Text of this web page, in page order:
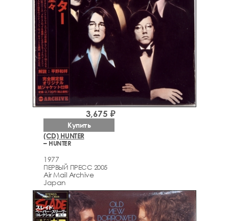
(CD) HUNTER
– HUNTER
1977
ПЕРВЫЙ ПРЕСС 2005
Air Mail Archive
Japan
3,675 ₽
Купить